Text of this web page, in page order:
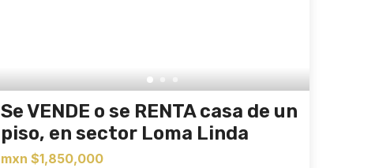
Se VENDE o se RENTA casa de un
piso, en sector Loma Linda
mxn $1,850,000